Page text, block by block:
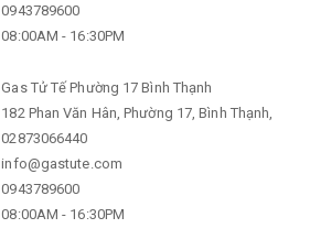
0943789600
08:00AM - 16:30PM
Gas Tử Tế Phường 17 Bình Thạnh
182 Phan Văn Hân, Phường 17, Bình Thạnh,
02873066440
info@gastute.com
0943789600
08:00AM - 16:30PM